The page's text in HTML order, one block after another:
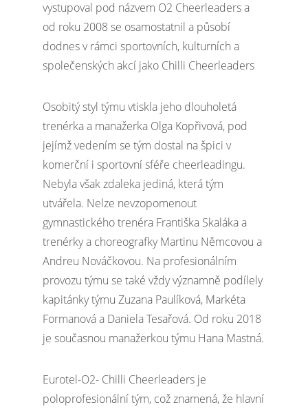
vystupoval pod názvem O2 Cheerleaders a
od roku 2008 se osamostatnil a působí
dodnes v rámci sportovních, kulturních a
společenských akcí jako Chilli Cheerleaders
Osobitý styl týmu vtiskla jeho dlouholetá
trenérka a manažerka Olga Kopřivová, pod
jejímž vedením se tým dostal na špici v
komerční i sportovní sféře cheerleadingu.
Nebyla však zdaleka jediná, která tým
utvářela. Nelze nevzopomenout
gymnastického trenéra Františka Skaláka a
trenérky a choreografky Martinu Němcovou a
Andreu Nováčkovou. Na profesionálním
provozu týmu se také vždy významně podílely
kapitánky týmu Zuzana Paulíková, Markéta
Formanová a Daniela Tesařová. Od roku 2018
je současnou manažerkou týmu Hana Mastná.
Eurotel-O2- Chilli Cheerleaders je
poloprofesionální tým, což znamená, že hlavní